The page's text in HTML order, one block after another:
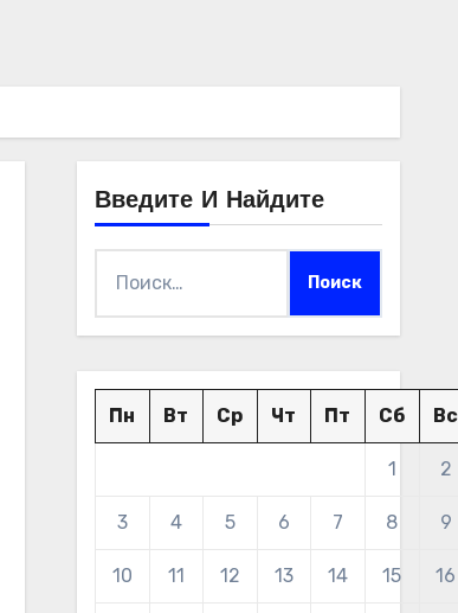
Введите И Найдите
Пн Вт Ср Чт Пт Сб Вс
1 2
3 4 5 6 7 8 9
10 11 12 13 14 15 16